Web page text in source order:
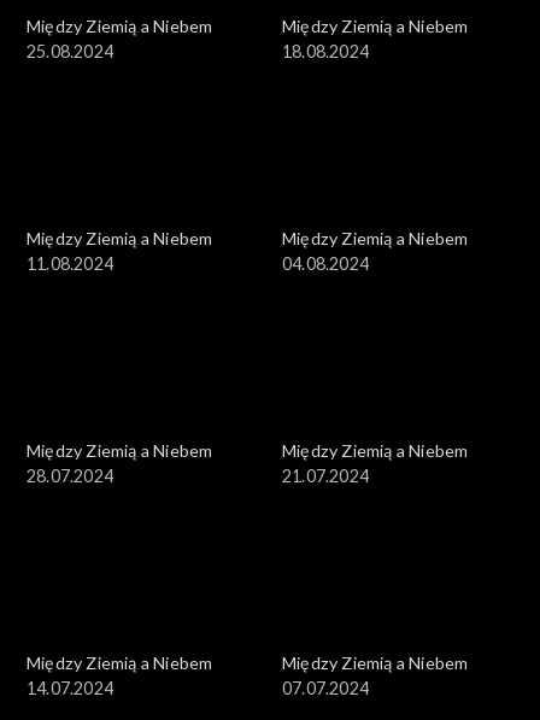
Między Ziemią a Niebem
25.08.2024
Między Ziemią a Niebem
18.08.2024
Między Ziemią a Niebem
11.08.2024
Między Ziemią a Niebem
04.08.2024
Między Ziemią a Niebem
28.07.2024
Między Ziemią a Niebem
21.07.2024
Między Ziemią a Niebem
14.07.2024
Między Ziemią a Niebem
07.07.2024